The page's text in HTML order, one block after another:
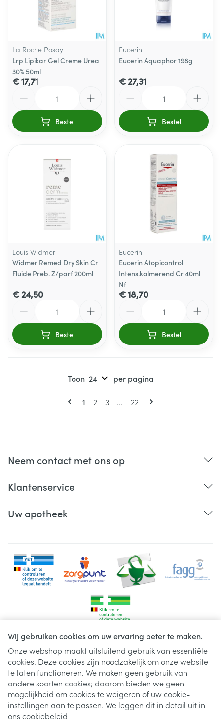
Wij gebruiken cookies om uw ervaring beter te maken.
Onze webshop maakt uitsluitend gebruik van essentiële
cookies. Deze cookies zijn noodzakelijk om onze website
te laten functioneren. We maken geen gebruik van
andere soorten cookies; daarom bieden we geen
mogelijkheid om cookies te weigeren of uw cookie-
instellingen aan te passen. We leggen dit in detail uit in
ons cookiebeleid
La Roche Posay
Lrp Lipikar Gel Creme Urea
30% 50ml
€ 17,71
Bestel
Eucerin
Eucerin Aquaphor 198g
€ 27,31
Bestel
Louis Widmer
Widmer Remed Dry Skin Cr
Fluide Preb. Z/parf 200ml
€ 24,50
Bestel
Eucerin
Eucerin Atopicontrol
Intens.kalmerend Cr 40ml
Nf
€ 18,70
Bestel
Pagina's
U lees momenteel pagina
1 Pagina
2 Pagina
3 ... Pagina
22
Toon per pagina
Neem contact met ons op
Klantenservice
Uw apotheek
Juridische links